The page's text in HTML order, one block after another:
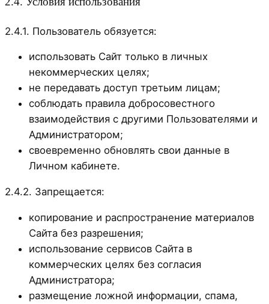
2.4.1. Пользователь обязуется:
использовать Сайт только в личных
некоммерческих целях;
не передавать доступ третьим лицам;
соблюдать правила добросовестного
взаимодействия с другими Пользователями и
Администратором;
своевременно обновлять свои данные в
Личном кабинете.
2.4.2. Запрещается:
копирование и распространение материалов
Сайта без разрешения;
использование сервисов Сайта в
коммерческих целях без согласия
Администратора;
размещение ложной информации, спама,